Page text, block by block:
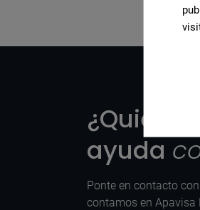
ayuda
Ponte en contacto
contamos en Apavisa